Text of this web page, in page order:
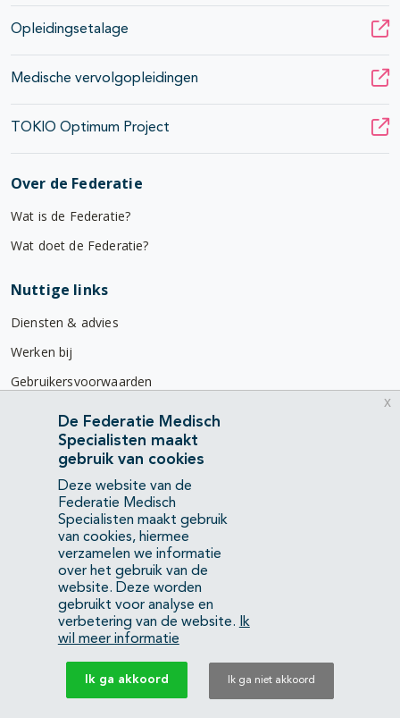
Opleidingsetalage
Medische vervolgopleidingen
TOKIO Optimum Project
Over de Federatie
Wat is de Federatie?
Wat doet de Federatie?
Nuttige links
Diensten & advies
Werken bij
Gebruikersvoorwaarden
Privacyverklaring
Contact
Mercatorlaan 1200
3528 BL Utrecht
(088) 505 34 34
info@richtlijnendatabase.nl
YouTubeLinkedIn
KvK Federatie Medisch Specialisten:40483480
Privacyverklaring
De Federatie Medisch
Specialisten maakt
gebruik van cookies
Deze website van de
Federatie Medisch
Specialisten maakt gebruik
van cookies, hiermee
verzamelen we informatie
over het gebruik van de
website. Deze worden
gebruikt voor analyse en
verbetering van de website.
Ik
wil meer informatie
Ik ga akkoord Ik ga niet akkoord
x